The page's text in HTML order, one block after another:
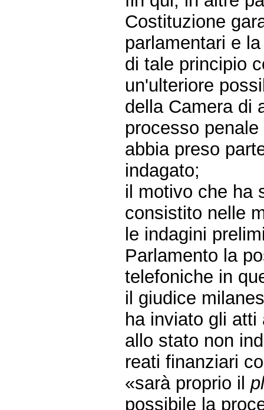
Costituzione
parlamentari e
di tale principio
un'ulteriore
della Camera di
processo
abbia preso
indagato;
il motivo che ha
consistito nelle
le indagini
Parlamento la
telefoniche in
il giudice
ha inviato gli
allo stato non
reati finanziari
«sarà proprio il
possibile la